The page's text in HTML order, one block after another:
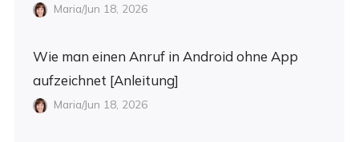
Maria/Jun 18, 2026
Wie man einen Anruf in Android ohne App
aufzeichnet [Anleitung]
Maria/Jun 18, 2026